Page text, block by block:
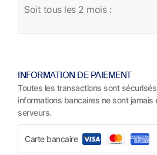
Soit tous les 2 mois :
INFORMATION DE PAIEMENT
Toutes les transactions sont
informations bancaires ne sont
serveurs.
Carte bancaire